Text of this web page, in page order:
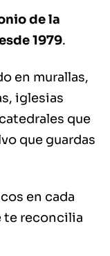
de la
1979.
en murallas,
iglesias
que
que guardas
en cada
te reconcilia